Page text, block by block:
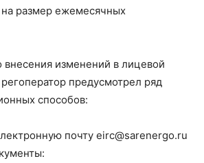
размер ежемесячных
внесения изменений в лицевой
предусмотрел ряд
способов:
почту eirc@sarenergo.ru